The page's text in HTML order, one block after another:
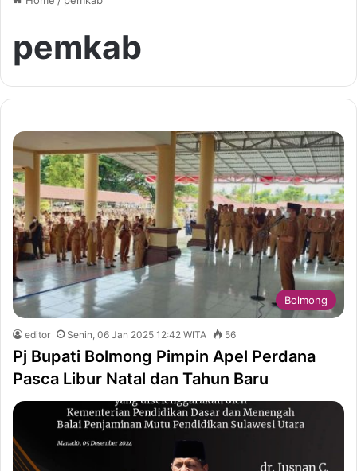
pemkab
Bolmong
editor Senin, 06 Jan 2025 12:42 WITA 56
Pj Bupati Bolmong Pimpin Apel Perdana
Pasca Libur Natal dan Tahun Baru